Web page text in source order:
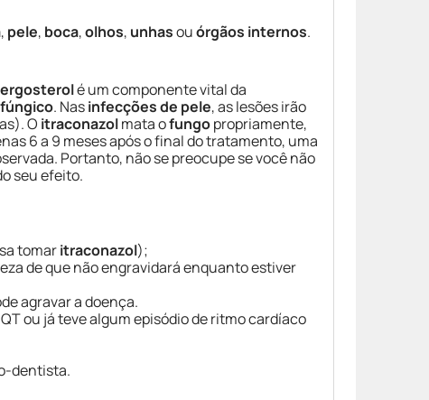
, pele, boca,olhos, unhasouórgãos internos.
ergosterolé um componente vital da
. Nasinfecções de pele, as lesões irão
O itraconazolmata ofungopropriamente,
6 a 9 meses após o final do tratamento, uma
Portanto, não se preocupe se você não
seu efeito.
tomaritraconazol);
de que não engravidará enquanto estiver
agravar a doença.
ou já teve algum episódio de ritmo cardíaco
dentista.